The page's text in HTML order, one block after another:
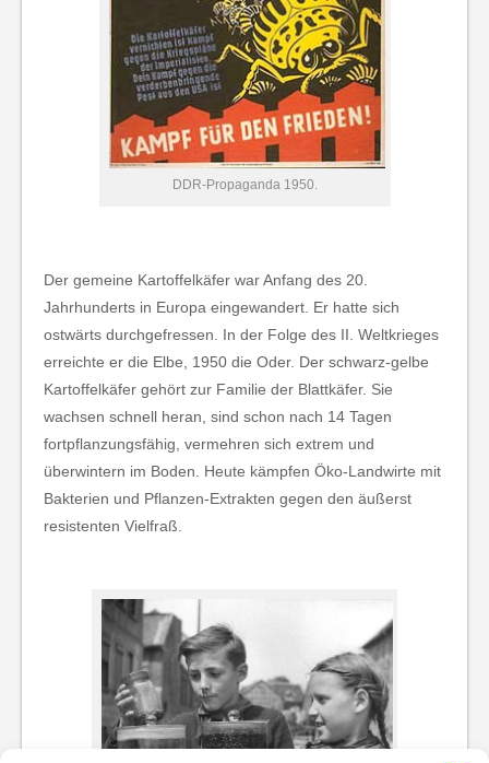
DDR-Propaganda 1950.
Der gemeine Kartoffelkäfer war Anfang des 20.
Jahrhunderts in Europa eingewandert. Er hatte sich
ostwärts durchgefressen. In der Folge des II. Weltkrieges
erreichte er die Elbe, 1950 die Oder. Der schwarz-gelbe
Kartoffelkäfer gehört zur Familie der Blattkäfer. Sie
wachsen schnell heran, sind schon nach 14 Tagen
fortpflanzungsfähig, vermehren sich extrem und
überwintern im Boden. Heute kämpfen Öko-Landwirte mit
Bakterien und Pflanzen-Extrakten gegen den äußerst
resistenten Vielfraß.